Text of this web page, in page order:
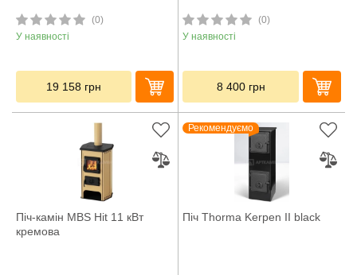
(0)
У наявності
19 158 грн
(0)
У наявності
8 400 грн
Піч-камін MBS Hit 11 кВт
кремова
Рекомендуємо
Піч Thorma Kerpen II black